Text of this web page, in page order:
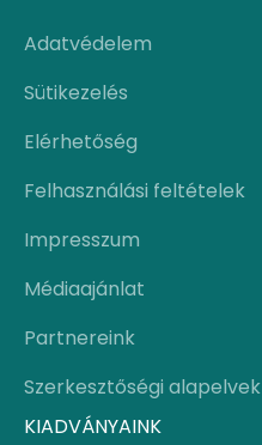
Adatvédelem
Sütikezelés
Elérhetőség
Felhasználási feltételek
Impresszum
Médiaajánlat
Partnereink
Szerkesztőségi alapelvek
KIADVÁNYAINK